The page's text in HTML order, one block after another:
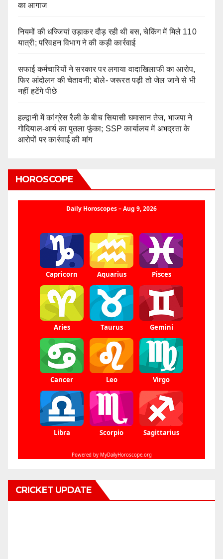
का आगाज
नियमों की धज्जियां उड़ाकर दौड़ रही थी बस, चेकिंग में मिले 110
यात्री; परिवहन विभाग ने की कड़ी कार्रवाई
सफाई कर्मचारियों ने सरकार पर लगाया वादाखिलाफी का आरोप,
फिर आंदोलन की चेतावनी; बोले- जरूरत पड़ी तो जेल जाने से भी
नहीं हटेंगे पीछे
हल्द्वानी में कांग्रेस रैली के बीच सियासी घमासान तेज, भाजपा ने
गोदियाल-आर्य का पुतला फूंका; SSP कार्यालय में अभद्रता के
आरोपों पर कार्रवाई की मांग
HOROSCOPE
CRICKET UPDATE